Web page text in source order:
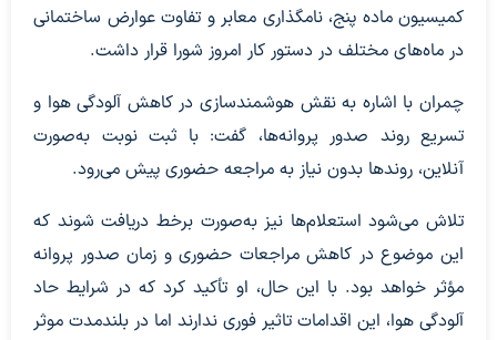
کمیسیون ماده پنج، نامگذاری معابر و تفاوت عوارض ساختمانی
در ماه‌های مختلف در دستور کار امروز شورا قرار داشت.
چمران با اشاره به نقش هوشمندسازی در کاهش آلودگی هوا و
تسریع روند صدور پروانه‌ها، گفت: با ثبت نوبت به‌صورت
آنلاین، روندها بدون نیاز به مراجعه حضوری پیش می‌رود.
تلاش می‌شود استعلام‌ها نیز به‌صورت برخط دریافت شوند که
این موضوع در کاهش مراجعات حضوری و زمان صدور پروانه
مؤثر خواهد بود. با این حال، او تأکید کرد که در شرایط حاد
آلودگی هوا، این اقدامات تاثیر فوری ندارند اما در بلندمدت موثر